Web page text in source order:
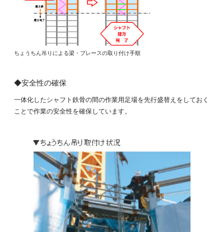
ちょうちん吊りによる梁・ブレースの取り付け手順
◆安全性の確保
一体化したシャフト鉄骨の間の作業用足場を先行盛替えをしておく
ことで作業の安全性を確保しています。